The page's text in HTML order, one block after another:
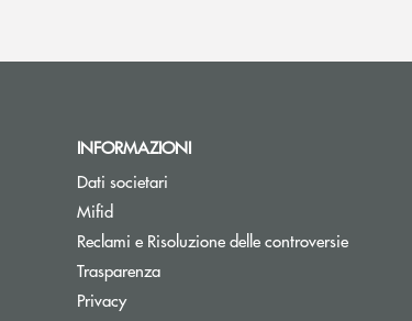
INFORMAZIONI
Dati societari
Mifid
Reclami e Risoluzione delle controversie
Trasparenza
Privacy